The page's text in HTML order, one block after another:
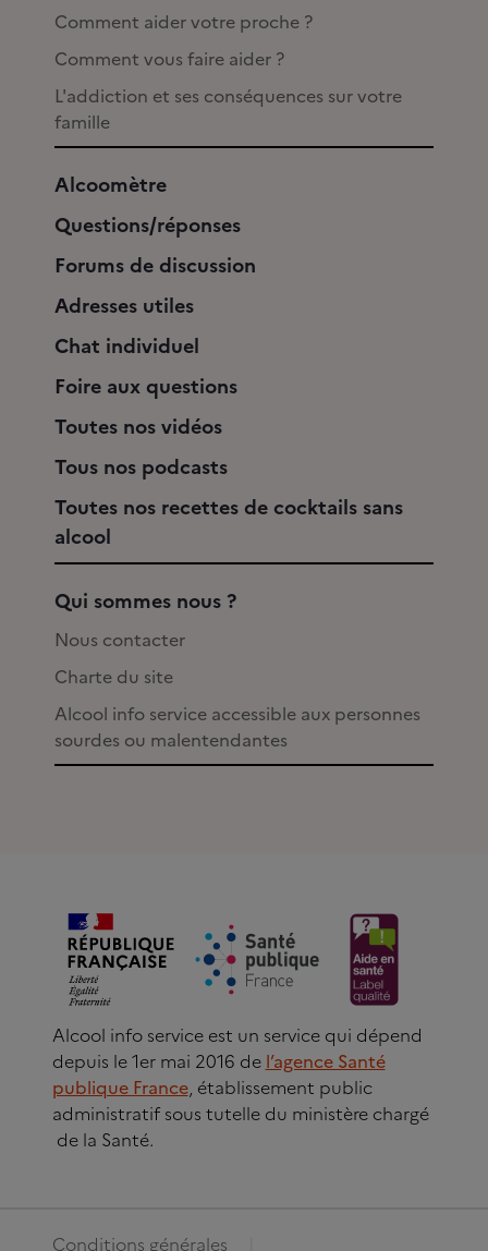
Comment aider votre proche ?
Comment vous faire aider ?
L'addiction et ses conséquences sur votre
famille
Alcoomètre
Questions/réponses
Forums de discussion
Adresses utiles
Chat individuel
Foire aux questions
Toutes nos vidéos
Tous nos podcasts
Toutes nos recettes de cocktails sans
alcool
Qui sommes nous ?
Nous contacter
Charte du site
Alcool info service accessible aux personnes
sourdes ou malentendantes
Alcool info service est un service qui dépend
depuis le 1er mai 2016 de l’agence Santé
publique France, établissement public
administratif sous tutelle du ministère chargé
de la Santé.
Conditions générales